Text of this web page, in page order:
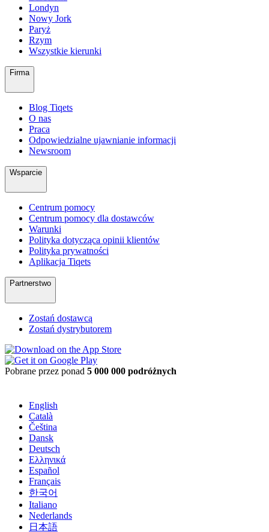
Londyn
Nowy Jork
Paryż
Rzym
Wszystkie kierunki
Firma
Blog Tiqets
O nas
Praca
Odpowiedzialne ujawnianie informacji
Newsroom
Wsparcie
Centrum pomocy
Centrum pomocy dla dostawców
Warunki
Polityka dotycząca opinii klientów
Polityka prywatności
Aplikacja Tiqets
Partnerstwo
Zostań dostawcą
Zostań dystrybutorem
Pobrane przez ponad 5 000 000 podróżnych
English
Català
Čeština
Dansk
Deutsch
Ελληνικά
Español
Français
한국어
Italiano
Nederlands
日本語